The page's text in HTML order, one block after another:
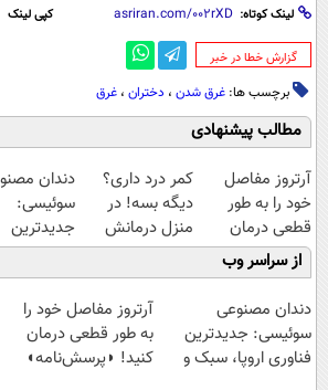
لینک کوتاه: کپی لینک
‌گزارش خطا در خبر
برچسب ها: غرق شدن ، دختران ، غرق
مطالب پیشنهادی
آرتروز مفاصل
خود را به طور
قطعی درمان
کنید!
◗پرسش‌نامه◖
کمر درد داری؟
دیگه بسه! در
منزل درمانش
کن
(◀پرسش‌نامه)
دندان
سوئیسی:
جدیدترین
فناوری
سبک و
پرداخت
از سراسر وب
دندان مصنوعی
سوئیسی: جدیدترین
فناوری اروپا، سبک و
آرتروز مفاصل خود را
به طور قطعی درمان
کنید! ◗پرسش‌نامه◖